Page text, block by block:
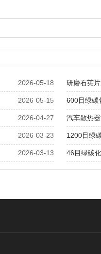
2026-05-18 研磨石英
2026-05-15 600目绿碳
2026-04-27 汽车散热
2026-03-23 1200目绿
2026-03-13 46目绿碳